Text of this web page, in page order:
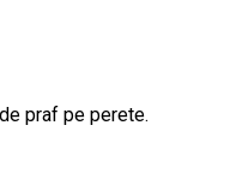
praf pe perete.